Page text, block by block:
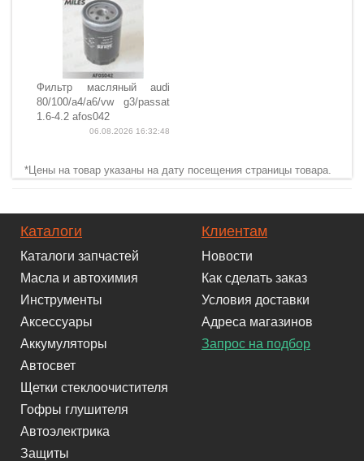
Фильтр масляный audi
80/100/a4/a6/vw g3/passat
1.6-4.2 afos042
06.08.2026 16:32:48
*Цены на товар указаны на дату посещения страницы товара.
Каталоги
Каталоги запчастей
Масла и автохимия
Инструменты
Аксессуары
Аккумуляторы
Автосвет
Щетки стеклоочистителя
Гофры глушителя
Автоэлектрика
Защиты
Клиентам
Новости
Как сделать заказ
Условия доставки
Адреса магазинов
Запрос на подбор